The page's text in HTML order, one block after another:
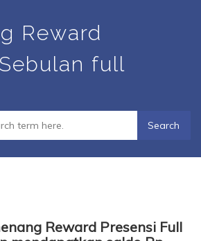
Reward
full
Reward Presensi Full